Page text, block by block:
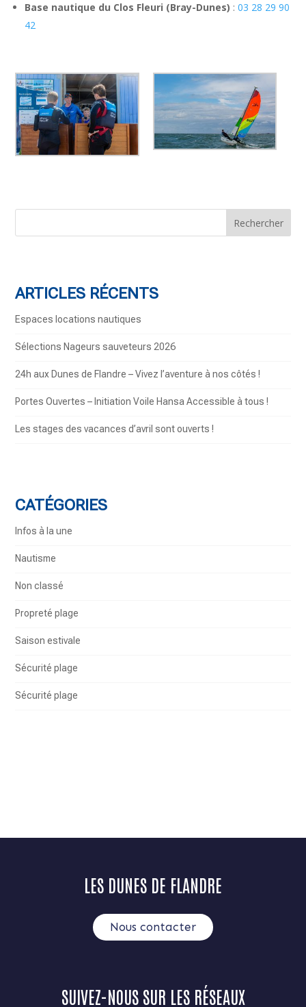
ARTICLES RÉCENTS
Espaces locations nautiques
Sélections Nageurs sauveteurs 2026
24h aux Dunes de Flandre – Vivez l’aventure à nos côtés !
Portes Ouvertes – Initiation Voile Hansa Accessible à tous !
Les stages des vacances d’avril sont ouverts !
CATÉGORIES
Infos à la une
Nautisme
Non classé
Propreté plage
Saison estivale
Sécurité plage
Sécurité plage
Base nautique du Clos Fleuri (Bray-Dunes) :03 28 29 90
42
LES DUNES DE FLANDRE
Nous contacter
SUIVEZ-NOUS SUR LES RÉSEAUX